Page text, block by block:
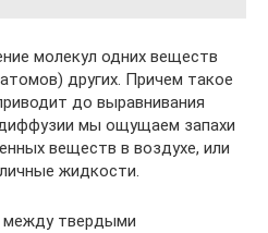
молекул одних веществ
других. Причем такое
до выравнивания
мы ощущаем запахи
веществ в воздухе, или
жидкости.
твердыми